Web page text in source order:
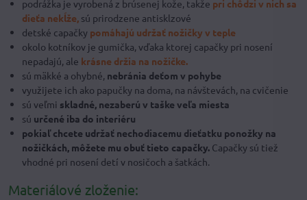
podrážka je vyrobená z brúsenej kože, takže pri chôdzi v nich sa
dieťa nekĺže, sú prirodzene antisklzové
detské capačky pomáhajú udržať nožičky v teple
okolo kotníkov je gumička, vďaka ktorej capačky pri nosení
nepadajú, ale krásne držia na nožičke.
sú mäkké a ohybné, nebránia deťom v pohybe
využijete ich ako papučky na doma, na návštevách, na cvičenie
sú veľmi skladné, nezaberú v taške veľa miesta
sú určené iba do interiéru
pokiaľ chcete udržať nechodiacemu dieťatku ponožky na
nožičkách, môžete mu obuť tieto capačky. Capačky sú tiež
vhodné pri nosení detí v nosičoch a šatkách.
Materiálové zloženie: